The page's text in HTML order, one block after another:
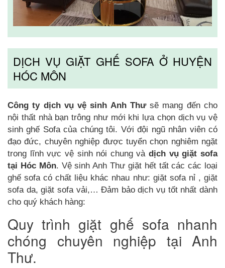
DỊCH VỤ GIẶT GHẾ SOFA Ở HUYỆN
HÓC MÔN
Công ty dịch vụ vệ sinh Anh Thưsẽ mang đến cho
nội thất nhà bạn trông như mới khi lựa chọn dịch vụ vệ
sinh ghế Sofa của chúng tôi. Với đội ngũ nhân viên có
đạo đức, chuyên nghiệp được tuyển chọn nghiêm ngặt
trong lĩnh vực vệ sinh nói chung vàdịch vụ giặt sofa
tại Hóc Môn. Vệ sinh Anh Thư giặt hết tất các các loại
ghế sofa có chất liệu khác nhau như: giặt sofa nỉ , giặt
sofa da, giặt sofa vải,… Đảm bảo dịch vụ tốt nhất dành
cho quý khách hàng:
Quy trình giặt ghế sofa nhanh
chóng chuyên nghiệp tại Anh
Thư.